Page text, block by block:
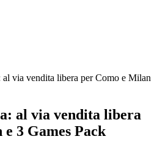
via vendita libera per Como e Milan
al via vendita libera
3 Games Pack